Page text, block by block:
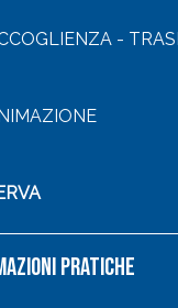
-
PRATICHE
newsletter